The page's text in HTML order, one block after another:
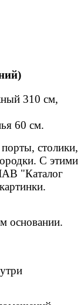
310 см,
60 см.
столики,
С этими
"Каталог
основании.